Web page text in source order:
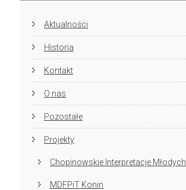
Aktualności
Historia
Kontakt
O nas
Pozostałe
Projekty
Chopinowskie Interpretacje Młodych
MDFPiT Konin